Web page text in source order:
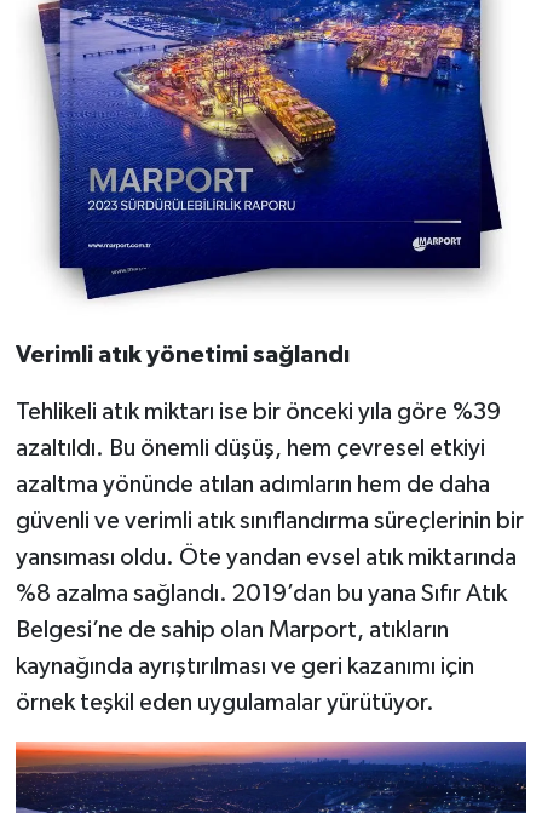
Verimli atık yönetimi sağlandı
Tehlikeli atık miktarı ise bir önceki yıla göre %39
azaltıldı. Bu önemli düşüş, hem çevresel etkiyi
azaltma yönünde atılan adımların hem de daha
güvenli ve verimli atık sınıflandırma süreçlerinin bir
yansıması oldu. Öte yandan evsel atık miktarında
%8 azalma sağlandı. 2019’dan bu yana Sıfır Atık
Belgesi’ne de sahip olan Marport, atıkların
kaynağında ayrıştırılması ve geri kazanımı için
örnek teşkil eden uygulamalar yürütüyor.